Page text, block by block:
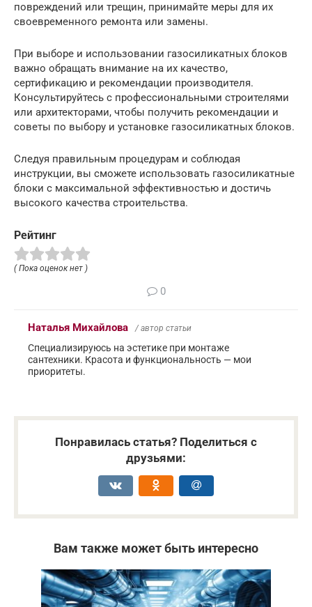
повреждений или трещин, принимайте меры для их
своевременного ремонта или замены.
При выборе и использовании газосиликатных блоков
важно обращать внимание на их качество,
сертификацию и рекомендации производителя.
Консультируйтесь с профессиональными строителями
или архитекторами, чтобы получить рекомендации и
советы по выбору и установке газосиликатных блоков.
Следуя правильным процедурам и соблюдая
инструкции, вы сможете использовать газосиликатные
блоки с максимальной эффективностью и достичь
высокого качества строительства.
Рейтинг
( Пока оценок нет )
0
Наталья Михайлова / автор статьи
Специализируюсь на эстетике при монтаже
сантехники. Красота и функциональность — мои
приоритеты.
Понравилась статья? Поделиться с
друзьями:
Вам также может быть интересно